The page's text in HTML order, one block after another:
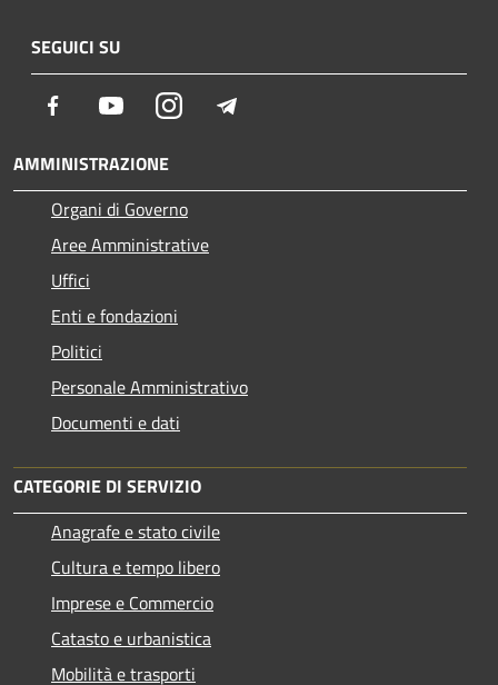
SEGUICI SU
Facebook YoutubeInstagram
AMMINISTRAZIONE
Organi di Governo
Aree Amministrative
Uffici
Enti e fondazioni
Politici
Personale Amministrativo
Documenti e dati
CATEGORIE DI SERVIZIO
Anagrafe e stato civile
Cultura e tempo libero
Imprese e Commercio
Catasto e urbanistica
Mobilità e trasporti